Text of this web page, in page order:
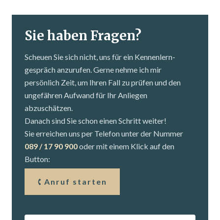
Sie haben Fragen?
Scheuen Sie sich nicht, uns für ein Kennenlern­
gespräch anzurufen. Gerne nehme ich mir
persönlich Zeit, um Ihren Fall zu prüfen und den
ungefähren Aufwand für Ihr Anliegen
abzuschätzen.
Danach sind Sie schon einen Schritt weiter!
Sie erreichen uns per Telefon unter der Nummer
089 / 17 90 900oder mit einem Klick auf den
Button:
Anruf starten